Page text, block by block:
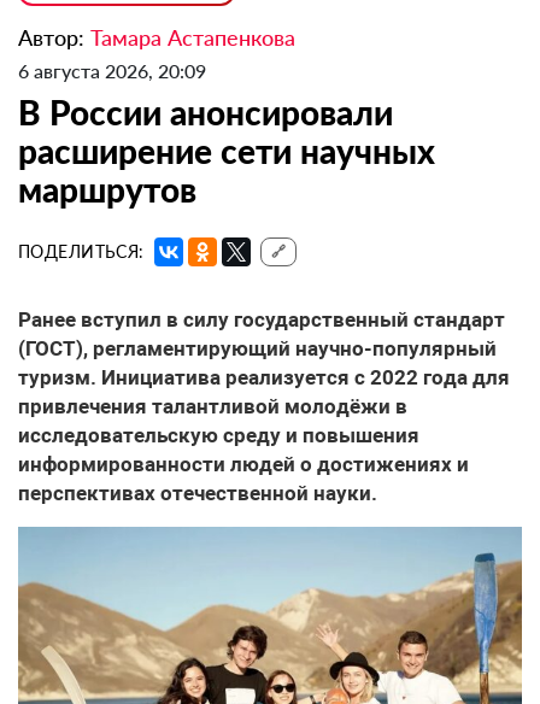
Автор: Тамара Астапенкова
6 августа 2026, 20:09
В России анонсировали
расширение сети научных
маршрутов
ПОДЕЛИТЬСЯ: 🔗
Ранее вступил в силу государственный стандарт
(ГОСТ), регламентирующий научно-популярный
туризм. Инициатива реализуется с 2022 года для
привлечения талантливой молодёжи в
исследовательскую среду и повышения
информированности людей о достижениях и
перспективах отечественной науки.